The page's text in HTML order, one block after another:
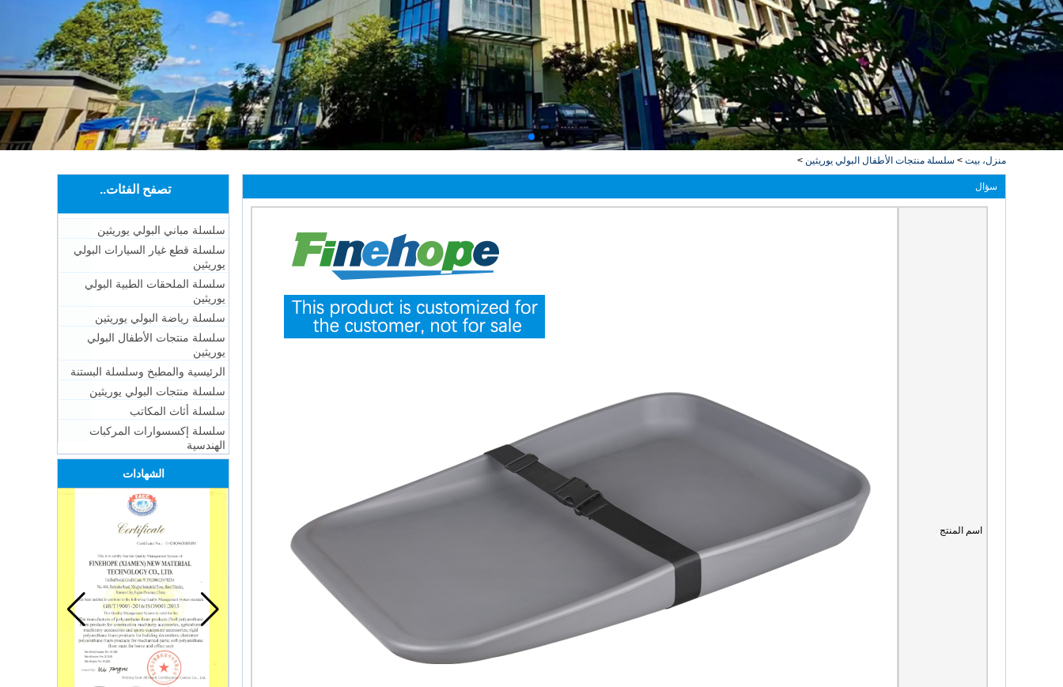
منزل، بيت > سلسلة منتجات الأطفال البولي يوريثين >
تصفح الفئات..
سلسلة مباني البولي يوريثين
سلسلة قطع غيار السيارات البولي
يوريثين
سلسلة الملحقات الطبية البولي
يوريثين
سلسلة رياضة البولي يوريثين
سلسلة منتجات الأطفال البولي
يوريثين
الرئيسية والمطبخ وسلسلة البستنة
سلسلة منتجات البولي يوريثين
سلسلة أثاث المكاتب
سلسلة إكسسوارات المركبات
الهندسية
الشهادات
سؤال
اسم المنتج